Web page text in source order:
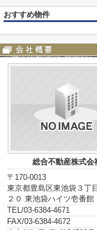
おすすめ物件
総合不動産株式会
〒170-0013
東京都豊島区東池袋３丁
２０ 東池袋ハイツ壱番館
TEL/03-6384-4671
FAX/03-6384-4672